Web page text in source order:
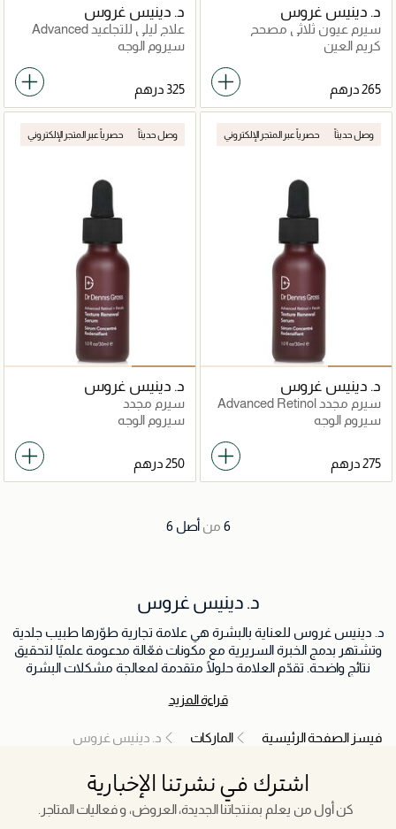
د. دينيس غروس
سيرم عيون ثلاثي مصحح
Advanced Retinol + Ferulic
كريم العين
د. دينيس غروس
علاج ليلي للتجاعيد Advanced
Retinol + Ferulic
سيروم الوجه
وصل حديثاً حصرياً عبر المتجر الإلكتروني
د. دينيس غروس
سيرم مجدد Advanced Retinol
+ Ferulic
سيروم الوجه
وصل حديثاً حصرياً عبر المتجر الإلكتروني
د. دينيس غروس
سيرم مجدد
سيروم الوجه
6 من أصل 6
د. دينيس غروس
د. دينيس غروس للعناية بالبشرة هي علامة تجارية طوّرها طبيب جلدية
وتشتهر بدمج الخبرة السريرية مع مكونات فعّالة مدعومة علميًا لتحقيق
نتائج واضحة. تقدّم العلامة حلولًا متقدمة لمعالجة مشكلات البشرة
والحساسية، مما يجعلها خيارًا موثوقًا من قبل خبراء البشرة ومحبي
السيرومات القوية والعلاجات المركزّة ومجموعات مكافحة الشيخوخة،
الطبيعية. بفضل تركيزها على الابتكار والسلامة والنتائج المثبتة، تواصل
العلامة إعادة تعريف العناية الحديثة بالبشرة عبر منتجات عالية الأداء
تناسب جميع أنواع البشرة.
قراءة المزيد
فيسز الصفحة الرئيسية الماركات د. دينيس غروس
اشترك في نشرتنا الإخبارية
كن أول من يعلم بمنتجاتنا الجديدة، العروض، و فعاليات المتاجر.